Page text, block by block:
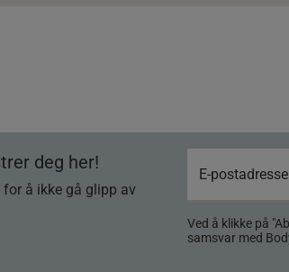
deg her!
å ikke gå glipp av
Ved å klikke på
samsvar med